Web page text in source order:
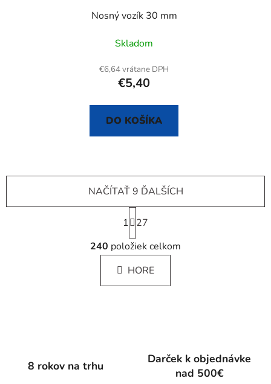
Nosný vozík 30 mm
Skladom
€6,64 vrátane DPH
€5,40
DO KOŠÍKA
O
v
l
á
d
NAČÍTAŤ 9 ĎALŠÍCH
S
t
r
á
n
k
1
27
240 položiek celkom
HORE
8 rokov na trhu
Darček k objednávke
nad 500€